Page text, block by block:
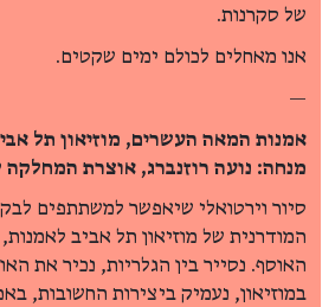
של סקרנות.
אנו מאחלים לכולם ימים שקטים.
—
אמנות המאה העשרים, מוזיאון תל
מנחה: נועה רוזנברג, אוצרת המחלקה
סיור וירטואלי שיאפשר למשתתפים
המודרנית של מוזיאון תל אביב
האוסף. נסייר בין הגלריות, נכיר את
במוזיאון, נעמיק ביצירות החשובות,